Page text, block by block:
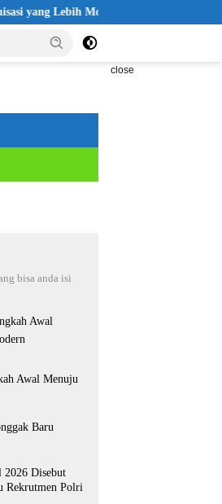
Lebih Modern
close
bisa anda isi
Awal Menuju
2026 Disebut
Rekrutmen Polri